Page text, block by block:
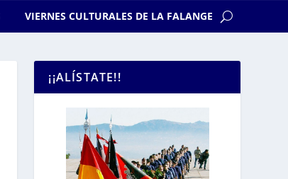
VIERNES CULTURALES DE LA FALANGE
¡¡ALÍSTATE!!